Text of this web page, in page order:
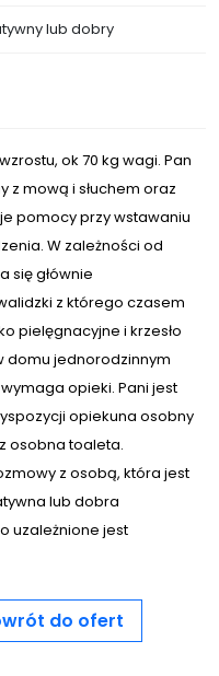
lub dobry
ok 70 kg wagi. Pan
mową i słuchem oraz
pomocy przy wstawaniu
W zależności od
się głównie
z którego czasem
pielęgnacyjne i krzesło
domu jednorodzinnym
opieki. Pani jest
opiekuna osobny
osobna toaleta.
z osobą, która jest
lub dobra
uzależnione jest
do ofert